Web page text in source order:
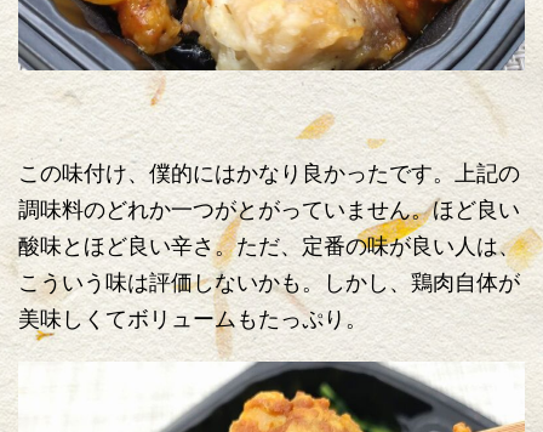
この味付け、僕的にはかなり良かったです。上記の
調味料のどれか一つがとがっていません。ほど良い
酸味とほど良い辛さ。ただ、定番の味が良い人は、
こういう味は評価しないかも。しかし、鶏肉自体が
美味しくてボリュームもたっぷり。